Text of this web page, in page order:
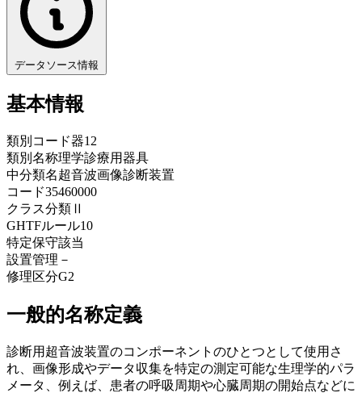
データソース情報
基本情報
類別コード器12
類別名称理学診療用器具
中分類名超音波画像診断装置
コード35460000
クラス分類 Ⅱ
GHTFルール10
特定保守該当
設置管理 －
修理区分G2
一般的名称定義
診断用超音波装置のコンポーネントのひとつとして使用さ
れ、画像形成やデータ収集を特定の測定可能な生理学的パラ
メータ、例えば、患者の呼吸周期や心臓周期の開始点などに